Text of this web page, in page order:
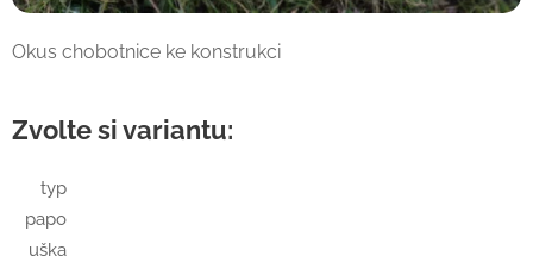
Okus chobotnice ke konstrukci
Zvolte si variantu:
typ
papo
uška